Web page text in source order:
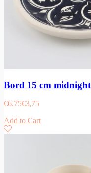
Bord 15 cm midnight
€6,75€3,75
Add to Cart